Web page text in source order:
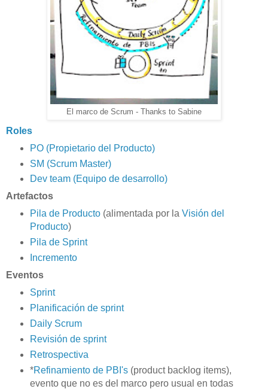
El marco de Scrum - Thanks to Sabine
Roles
PO (Propietario del Producto)
SM (Scrum Master)
Dev team (Equipo de desarrollo)
Artefactos
Pila de Producto(alimentada por la Visión del
Producto)
Pila de Sprint
Incremento
Eventos
Sprint
Planificación de sprint
Daily Scrum
Revisión de sprint
Retrospectiva
*Refinamiento de PBI's(product backlog items),
evento que no es del marco pero usual en todas